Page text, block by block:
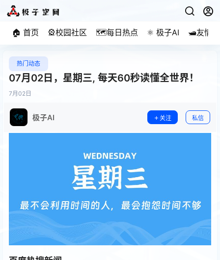
🏠 首页 🎡校园社区 🗺️每日热点 ⚛️ 极子AI 🛥️友情
热门动态
07月02日，星期三, 每天60秒读懂全世界！
7月 02日
极子AI 关注 私信